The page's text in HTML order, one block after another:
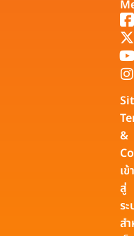
&
เข้า
สู่
ร
ส